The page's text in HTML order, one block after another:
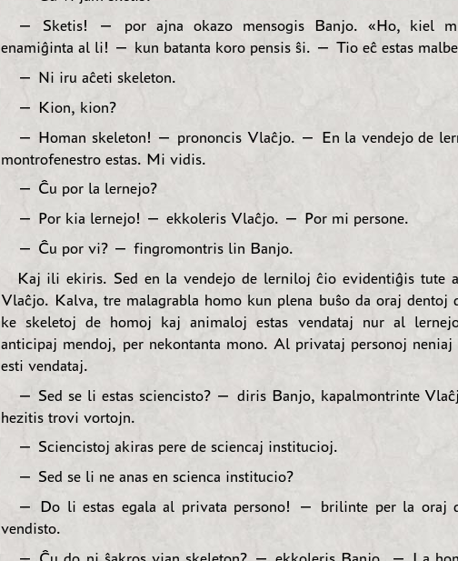
— Sketis! — por ajna okazo mensogis Banjo. «Ho, kiel
enamiĝinta al li! — kun batanta koro pensis ŝi. — Tio eĉ estas
— Ni iru aĉeti skeleton.
— Kion, kion?
— Homan skeleton! — prononcis Vlaĉjo. — En la vendejo de
montrofenestro estas. Mi vidis.
— Ĉu por la lernejo?
— Por kia lernejo! — ekkoleris Vlaĉjo. — Por mi persone.
— Ĉu por vi? — fingromontris lin Banjo.
Kaj ili ekiris. Sed en la vendejo de lerniloj ĉio evidentiĝis tute
Vlaĉjo. Kalva, tre malagrabla homo kun plena buŝo da oraj dentoj
ke skeletoj de homoj kaj animaloj estas vendataj nur al
anticipaj mendoj, per nekontanta mono. Al privataj personoj neniaj
esti vendataj.
— Sed se li estas sciencisto? — diris Banjo, kapalmontrinte
hezitis trovi vortojn.
— Sciencistoj akiras pere de sciencaj institucioj.
— Sed se li ne anas en scienca institucio?
— Do li estas egala al privata persono! — brilinte per la oraj
vendisto.